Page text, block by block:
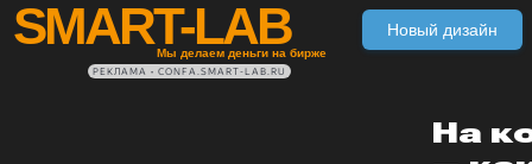
SMART-LAB
Мы делаем деньги на бирже
Новый дизайн
РЕКЛАМА • CONFA.SMART-LAB.RU